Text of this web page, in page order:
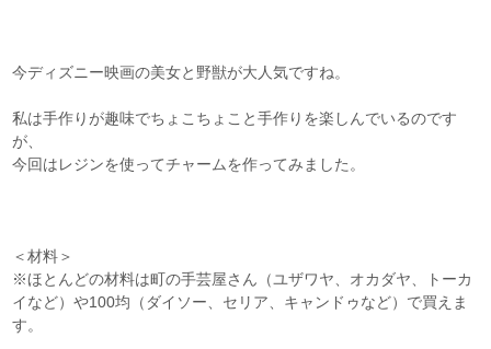
今ディズニー映画の美女と野獣が大人気ですね。
私は手作りが趣味でちょこちょこと手作りを楽しんでいるのです
が、
今回はレジンを使ってチャームを作ってみました。
＜材料＞
※ほとんどの材料は町の手芸屋さん（ユザワヤ、オカダヤ、トーカ
イなど）や100均（ダイソー、セリア、キャンドゥなど）で買えま
す。